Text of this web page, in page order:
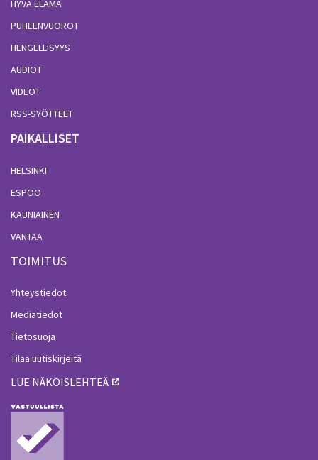
HYVÄ ELÄMÄ
PUHEENVUOROT
HENGELLISYYS
AUDIOT
VIDEOT
RSS-SYÖTTEET
PAIKALLISET
HELSINKI
ESPOO
KAUNIAINEN
VANTAA
TOIMITUS
Yhteystiedot
Mediatiedot
Tietosuoja
Tilaa uutiskirjeitä
LUE NÄKÖISLEHTEÄ